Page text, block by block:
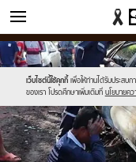
ข่าว
เว็บไซต์นี้ใช้คุกกี้ เพื่อให้ท่านได้รับประสบ
ของเรา โปรดศึกษาเพิ่มเติมที่ นโยบายค
Sanook
//s.isanook.com/sr/0/
new-
sanook.png
600
60
//s.isanook.com/ns/0/ud/